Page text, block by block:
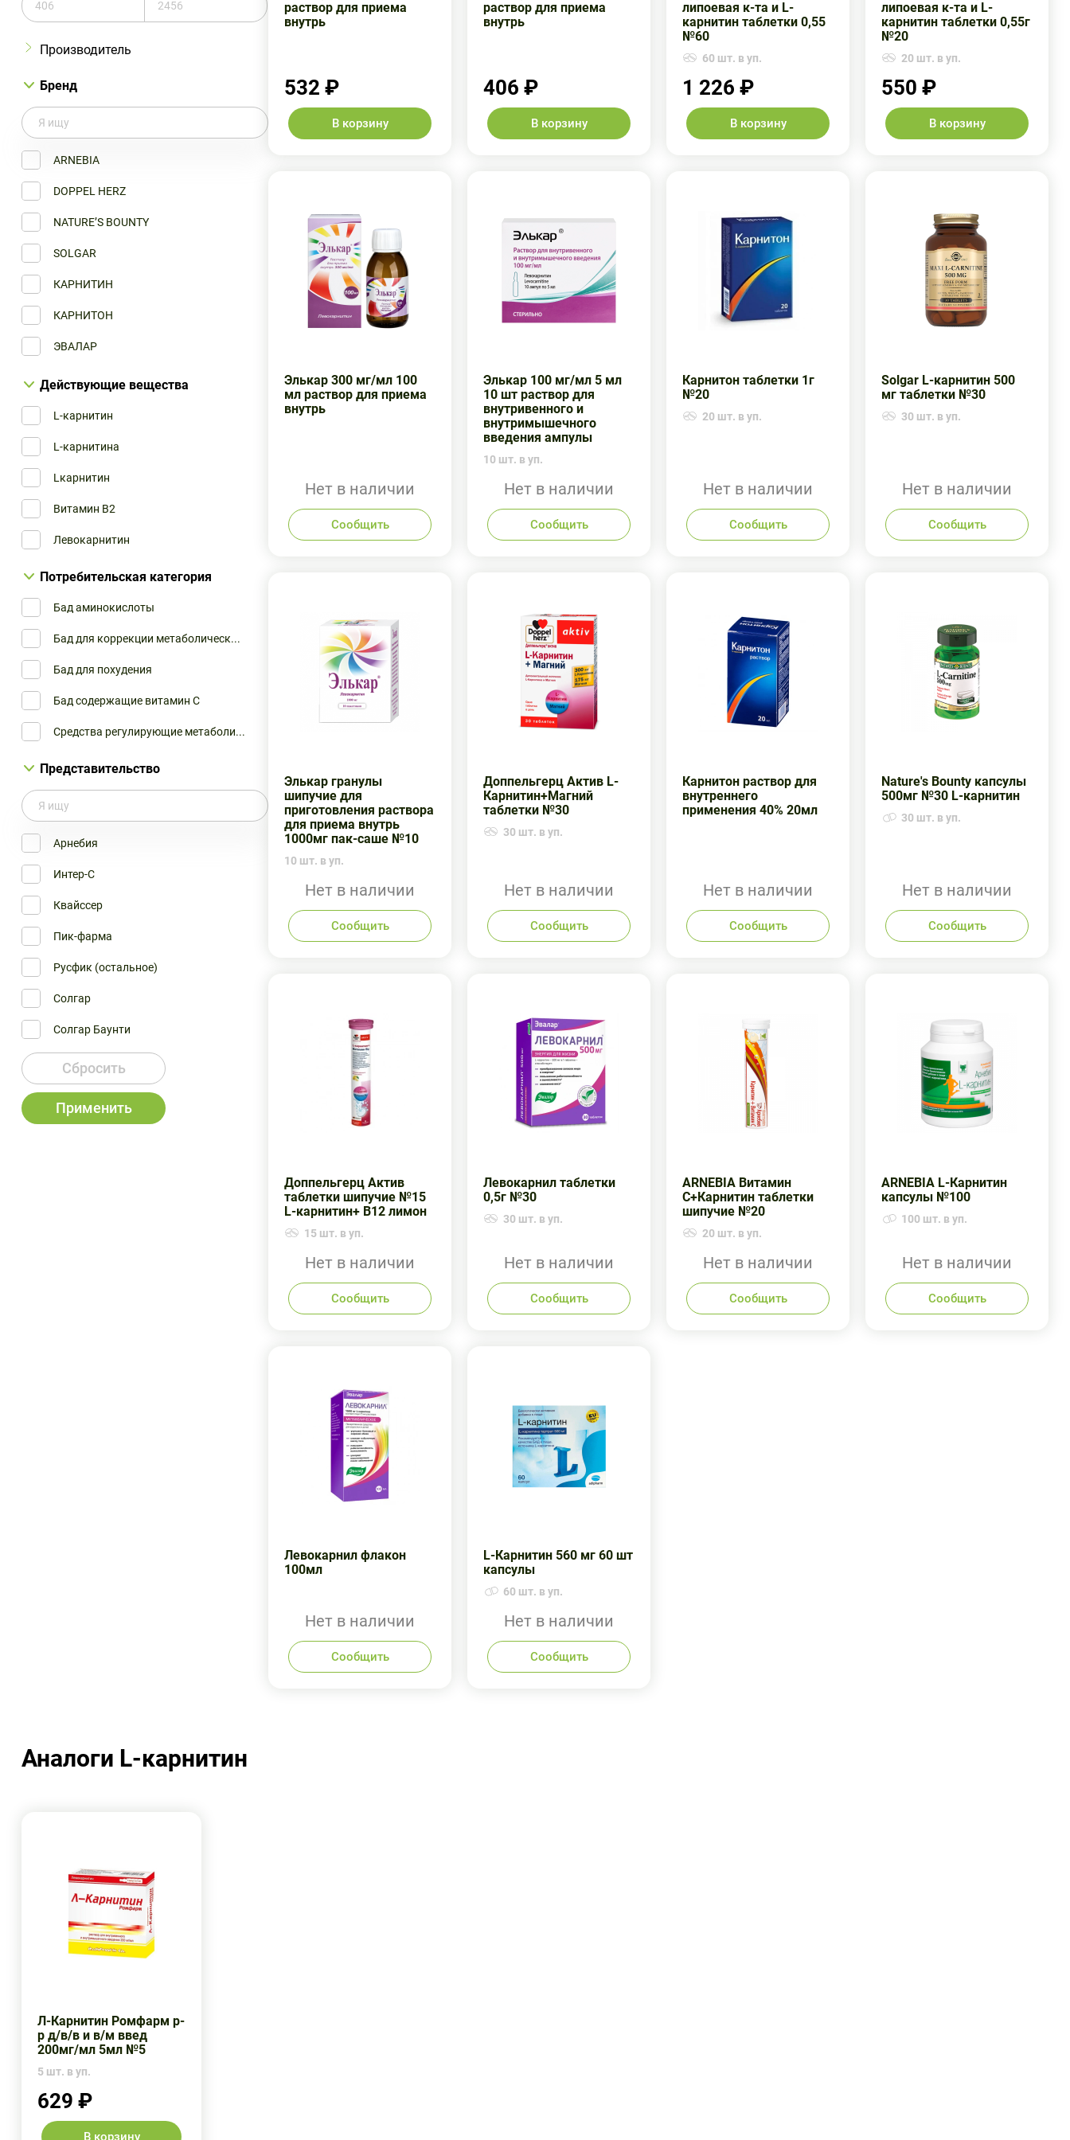
Производитель
Adipharm EAD
Queisser Pharma GmbH&Co.KG
Solgar Vitamin and Herb
Арнебия
Внешторг Фарма ООО
Квайссер
Пик-Фарма Лек
Пик-Фарма ООО
Бренд
ARNEBIA
DOPPEL HERZ
NATURE’S BOUNTY
SOLGAR
КАРНИТИН
КАРНИТОН
ЭВАЛАР
ЭЛЬКАР
Действующие вещества
L-карнитин
L-карнитина
Lкарнитин
Витамин B2
Левокарнитин
Потребительская категория
Бад аминокислоты
Бад для коррекции метаболическ...
Бад для похудения
Бад содержащие витамин С
Средства регулирующие метаболи...
Представительство
Арнебия
Интер-С
Квайссер
Пик-фарма
Русфик (остальное)
Солгар
Солгар Баунти
Эвалар
Сбросить
Применить
раствор для приема
внутрь
532 ₽
В корзину
раствор для приема
внутрь
406 ₽
В корзину
липоевая к-та и L-
карнитин таблетки 0,55
№60
60 шт. в уп.
1 226 ₽
В корзину
липоевая к-та и L-
карнитин таблетки 0,55г
№20
20 шт. в уп.
550 ₽
В корзину
Элькар 300 мг/мл 100
мл раствор для приема
внутрь
Нет в наличии
Сообщить
Элькар 100 мг/мл 5 мл
10 шт раствор для
внутривенного и
внутримышечного
введения ампулы
10 шт. в уп.
Нет в наличии
Сообщить
Карнитон таблетки 1г
№20
20 шт. в уп.
Нет в наличии
Сообщить
Solgar L-карнитин 500
мг таблетки №30
30 шт. в уп.
Нет в наличии
Сообщить
Элькар гранулы
шипучие для
приготовления раствора
для приема внутрь
1000мг пак-саше №10
10 шт. в уп.
Нет в наличии
Сообщить
Доппельгерц Актив L-
Карнитин+Магний
таблетки №30
30 шт. в уп.
Нет в наличии
Сообщить
Карнитон раствор для
внутреннего
применения 40% 20мл
Нет в наличии
Сообщить
Nature's Bounty капсулы
500мг №30 L-карнитин
30 шт. в уп.
Нет в наличии
Сообщить
Доппельгерц Актив
таблетки шипучие №15
L-карнитин+ В12 лимон
15 шт. в уп.
Нет в наличии
Сообщить
Левокарнил таблетки
0,5г №30
30 шт. в уп.
Нет в наличии
Сообщить
ARNEBIA Витамин
С+Карнитин таблетки
шипучие №20
20 шт. в уп.
Нет в наличии
Сообщить
ARNEBIA L-Карнитин
капсулы №100
100 шт. в уп.
Нет в наличии
Сообщить
Левокарнил флакон
100мл
Нет в наличии
Сообщить
L-Карнитин 560 мг 60 шт
капсулы
60 шт. в уп.
Нет в наличии
Сообщить
Аналоги L-карнитин
Л-Карнитин Ромфарм р-
р д/в/в и в/м введ
200мг/мл 5мл №5
5 шт. в уп.
629 ₽
В корзину